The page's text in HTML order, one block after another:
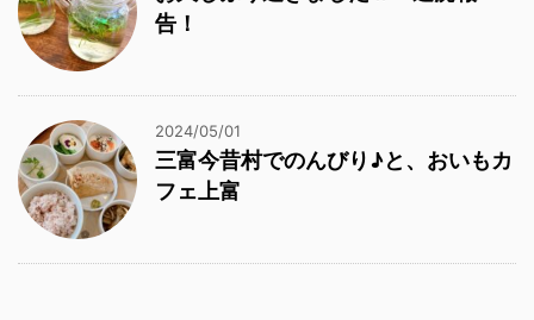
告！
2024/05/01
三富今昔村でのんびり♪と、おいもカ
フェ上富